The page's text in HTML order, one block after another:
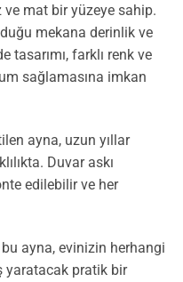
mat bir yüzeye sahip.
mekana derinlik ve
tasarımı, farklı renk ve
sağlamasına imkan
ayna, uzun yıllar
Duvar askı
edilebilir ve her
bu ayna, evinizin herhangi
yaratacak pratik bir